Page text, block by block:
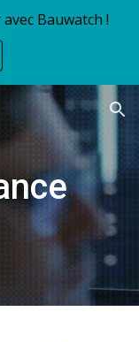
Bauwatch !